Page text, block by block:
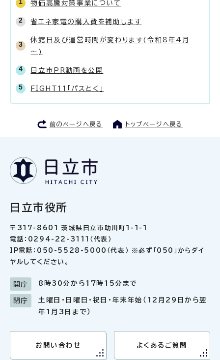
物価高騰対策事業について
省エネ家電の購入費を補助します
休館日及び運営時間が変わります(令和8年4月
～)
日立市PR動画を公開
FIGHT11「パスとく」
前のページへ戻る トップページへ戻る
日立市役所
〒317-8601 茨城県日立市助川町1-1-1
電話：0294-22-3111（代表）
IP電話：050-5528-5000（代表） ※必ず「050」からダイ
ヤルしてください。
開庁 8時30分から17時15分まで
閉庁
土曜日・日曜日・祝日・年末年始（12月29日から翌
年1月3日まで）
お問い合わせ よくあるご質問